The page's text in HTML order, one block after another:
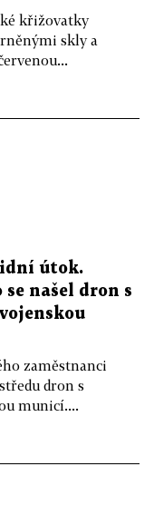
křižovatky
skly a
útok.
našel dron s
zaměstnanci
dron s
municí....